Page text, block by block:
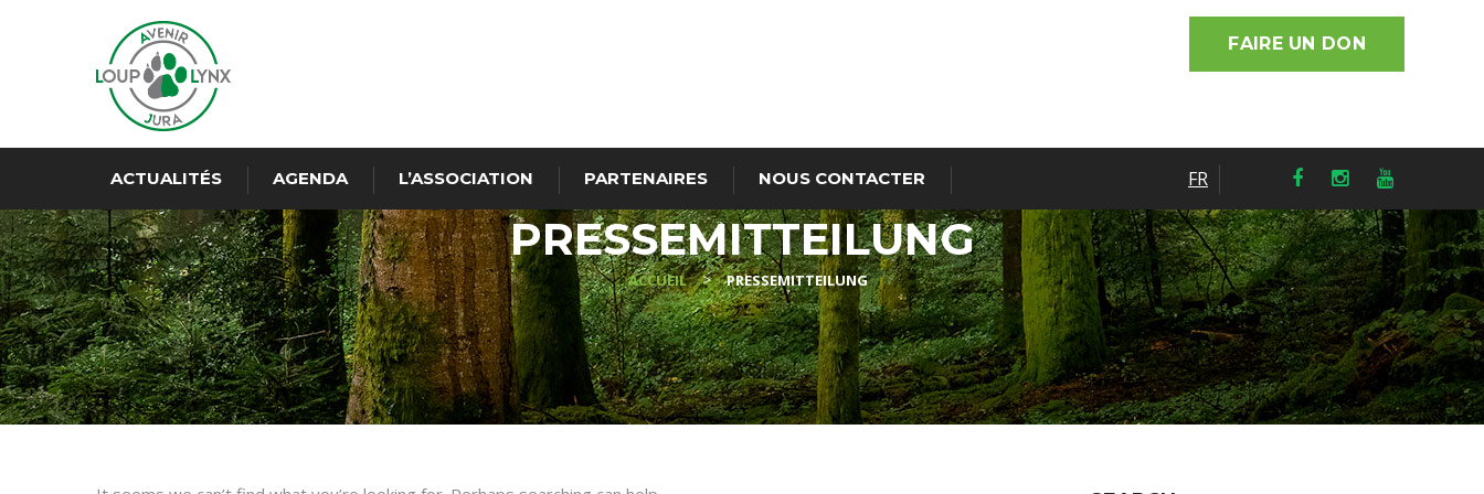
FAIRE UN DON
ACTUALITÉS AGENDA L’ASSOCIATION PARTENAIRES NOUS CONTACTER FR
PRESSEMITTEILUNG
ACCUEIL > PRESSEMITTEILUNG